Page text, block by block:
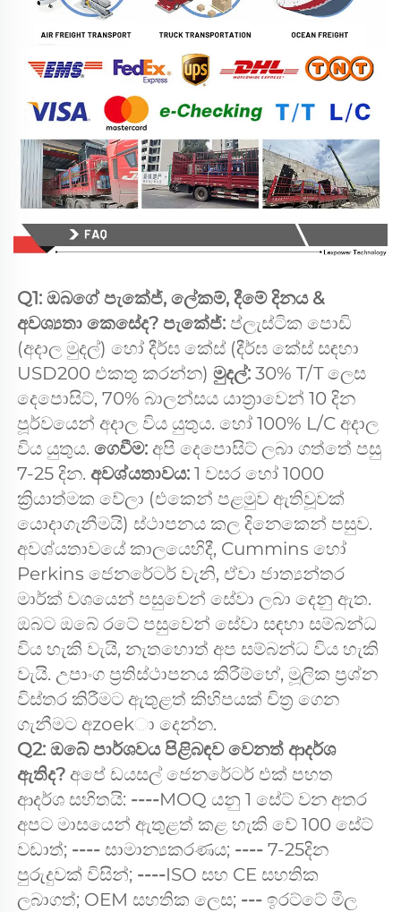
Q1: ඔබගේ පැකේජ්, ලේකම්, දීමේ දිනය &
අවශ්‍යතා කෙසේද? පැකේජ්: ප්ලැස්ටික පොඩි
(අදාල මුදල්) හෝ දීර්ඝ කේස් (දීර්ඝ කේස් සඳහා
USD200 එකතු කරන්න) මුදල්: 30% T/T ලෙස
දෙපොසිට්, 70% බාලන්සය යාත්‍රාවෙන් 10 දින
පූර්වයෙන් අදාල විය යුතුය. හෝ 100% L/C අදාල
විය යුතුය. ගෙවීම: අපි දෙපොසිට් ලබා ගත්තේ පසු
7-25 දින. අවශ්යතාවය: 1 වසර හෝ 1000
ක්‍රියාත්මක වේලා (එකෙන් පළමුව ඇතිවූවක්
යොදාගැනීමයි) ස්ථාපනය කල දිනෙකෙන් පසුව.
අවශ්යතාවයේ කාලයෙහිදී, Cummins හෝ
Perkins ජෙනරේටර් වැනි, ඒවා ජාත්‍යන්තර
මාර්ක් වශයෙන් පසුවෙන් සේවා ලබා දෙනු ඇත.
ඔබට ඔබේ රටේ පසුවෙන් සේවා සඳහා සම්බන්ධ
විය හැකි වැයි, නැතහොත් අප සම්බන්ධ විය හැකි
වැයි. උපාංග ප්‍රතිස්ථාපනය කිරීම්හේ, මූලික ප්‍රශ්න
විස්තර කිරීමට ඇතුළත් කිහිපයක් චිත්‍ර ගෙන
ගැනීමට අzoekා දෙන්න.
Q2: ඔබේ පාර්ශවය පිළිබඳව වෙනත් ආදර්ශ
ඇතිද? අපේ ඩයසල් ජෙනරේටර් එක් පහත
ආදර්ශ සහිතයි: ----MOQ යනු 1 සේට් වන අතර
අපට මාසයෙන් ඇතුළත් කළ හැකි වේ 100 සේට්
වඩාත්; ---- සාමාන්‍යකරණය; ---- 7-25දින
පුරුදුවක් විසින්; ----ISO සහ CE සහතික
ලබාගත්; OEM සහතික ලෙස; --- ඉරට්ටේ මිල